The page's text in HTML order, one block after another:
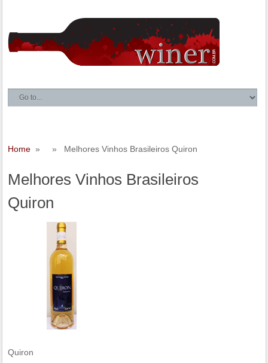
Home » » Melhores Vinhos Brasileiros Quiron
Melhores Vinhos Brasileiros
Quiron
Quiron